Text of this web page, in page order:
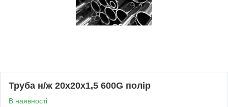
Труба н/ж 20х20х1,5 600G полір
В наявності